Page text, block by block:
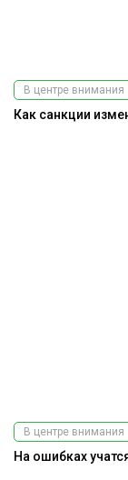
В центре внимания
Как санкции
В центре внимания
На ошибках